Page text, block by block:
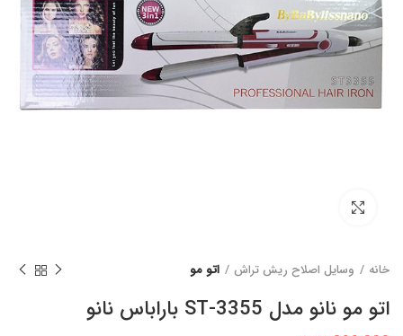
خانه وسایل اصلاح ریش تراش اتو مو
اتو مو نانو مدل ST-3355 باراباس نانو